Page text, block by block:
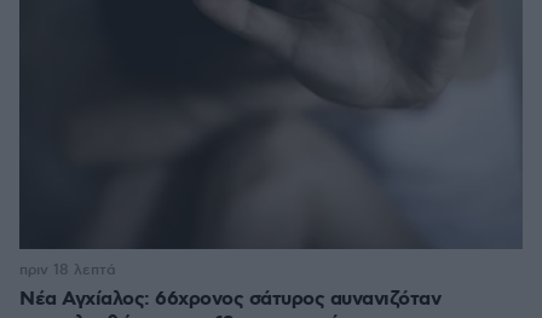
Νέα Αγχίαλος: 66χρονος σάτυρος αυνανιζόταν
πριν 18 λεπτά